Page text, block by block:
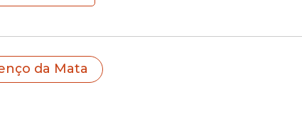
idosas no município.
sobre a destinação do Imposto de
da Mata